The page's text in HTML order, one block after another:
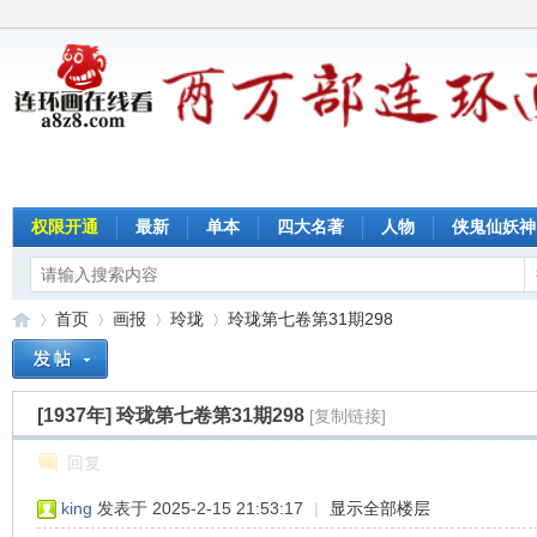
权限开通 最新 单本 四大名著 人物 侠鬼仙妖神
»
首页
›
画报
›
玲珑
›
玲珑第七卷第31期298
[1937年] 玲珑第七卷第31期298 [复制链接]
回复
king 发表于 2025-2-15 21:53:17 | 显示全部楼层